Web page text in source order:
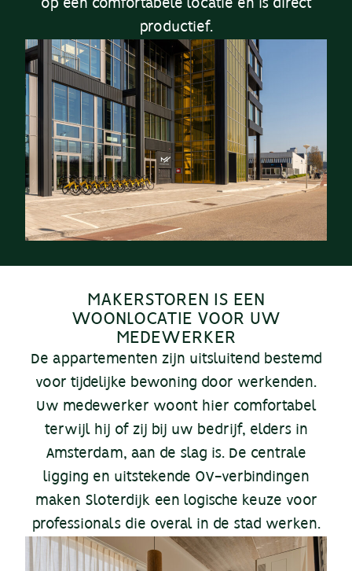
op een comfortabele locatie en is direct
productief.
MAKERSTOREN IS EEN
WOONLOCATIE VOOR UW
MEDEWERKER
De appartementen zijn uitsluitend bestemd
voor tijdelijke bewoning door werkenden.
Uw medewerker woont hier comfortabel
terwijl hij of zij bij uw bedrijf, elders in
Amsterdam, aan de slag is. De centrale
ligging en uitstekende OV-verbindingen
maken Sloterdijk een logische keuze voor
professionals die overal in de stad werken.